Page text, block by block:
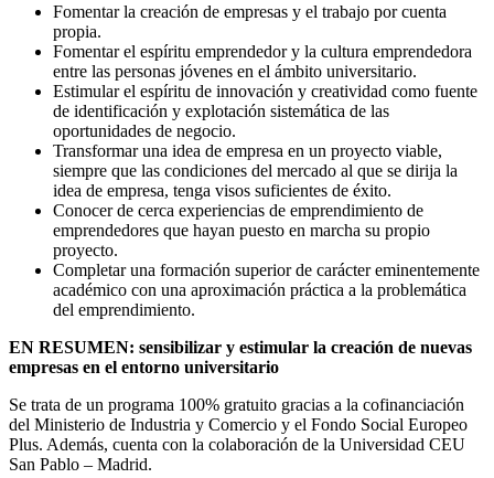
Fomentar la creación de empresas y el trabajo por cuenta
propia.
Fomentar el espíritu emprendedor y la cultura emprendedora
entre las personas jóvenes en el ámbito universitario.
Estimular el espíritu de innovación y creatividad como fuente
de identificación y explotación sistemática de las
oportunidades de negocio.
Transformar una idea de empresa en un proyecto viable,
siempre que las condiciones del mercado al que se dirija la
idea de empresa, tenga visos suficientes de éxito.
Conocer de cerca experiencias de emprendimiento de
emprendedores que hayan puesto en marcha su propio
proyecto.
Completar una formación superior de carácter eminentemente
académico con una aproximación práctica a la problemática
del emprendimiento.
EN RESUMEN: sensibilizar y estimular la creación de nuevas
empresas en el entorno universitario
Se trata de un programa 100% gratuito gracias a la cofinanciación
del Ministerio de Industria y Comercio y el Fondo Social Europeo
Plus. Además, cuenta con la colaboración de la Universidad CEU
San Pablo – Madrid.